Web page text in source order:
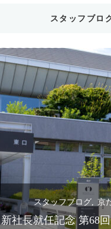
スタッフブロ
スタッフブログ 京
設立90周年 第67回秀